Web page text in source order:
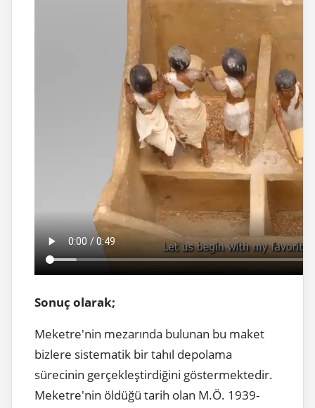
Sonuç olarak;
Meketre'nin mezarında bulunan bu maket
bizlere sistematik bir tahıl depolama
sürecinin gerçekleştirdiğini göstermektedir.
Meketre'nin öldüğü tarih olan M.Ö. 1939-